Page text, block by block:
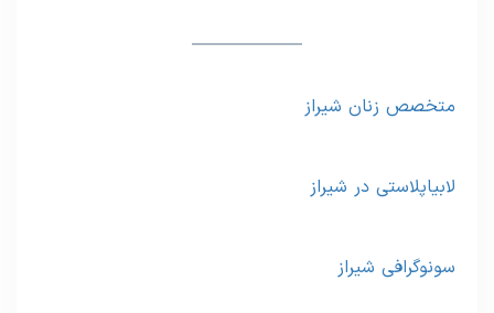
متخصص زنان شیراز
لابیاپلاستی در شیراز
سونوگرافی شیراز